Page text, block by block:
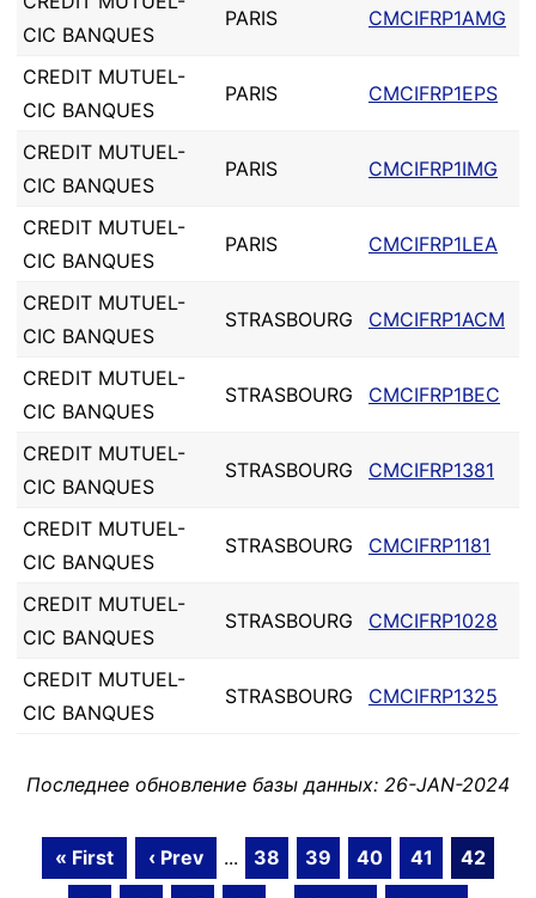
CIC BANQUES
PARIS CMCIFRP1AMG
CREDIT MUTUEL-
CIC BANQUES
PARIS CMCIFRP1EPS
CREDIT MUTUEL-
CIC BANQUES
PARIS CMCIFRP1IMG
CREDIT MUTUEL-
CIC BANQUES
PARIS CMCIFRP1LEA
CREDIT MUTUEL-
CIC BANQUES
STRASBOURG CMCIFRP1ACM
CREDIT MUTUEL-
CIC BANQUES
STRASBOURG CMCIFRP1BEC
CREDIT MUTUEL-
CIC BANQUES
STRASBOURG CMCIFRP1381
CREDIT MUTUEL-
CIC BANQUES
STRASBOURG CMCIFRP1181
CREDIT MUTUEL-
CIC BANQUES
STRASBOURG CMCIFRP1028
CREDIT MUTUEL-
CIC BANQUES
STRASBOURG CMCIFRP1325
Последнее обновление базы данных: 26-JAN-2024
« First ‹ Prev ... 38 39 40 41
42